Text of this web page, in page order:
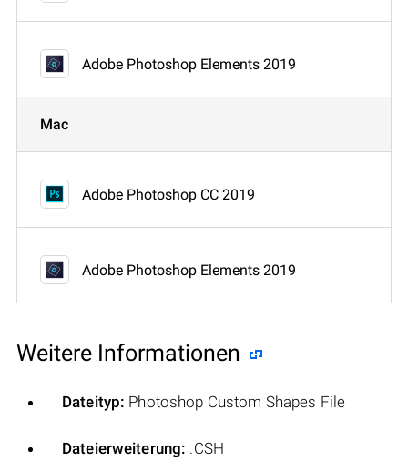
Adobe Photoshop Elements 2019
Mac
Adobe Photoshop CC 2019
Adobe Photoshop Elements 2019
Weitere Informationen
Dateityp: Photoshop Custom Shapes File
Dateierweiterung: .CSH